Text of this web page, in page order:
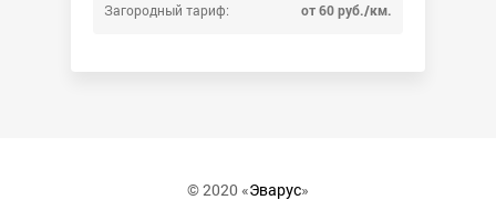
Загородный тариф: от 60 руб./км.
© 2020 «Эварус»